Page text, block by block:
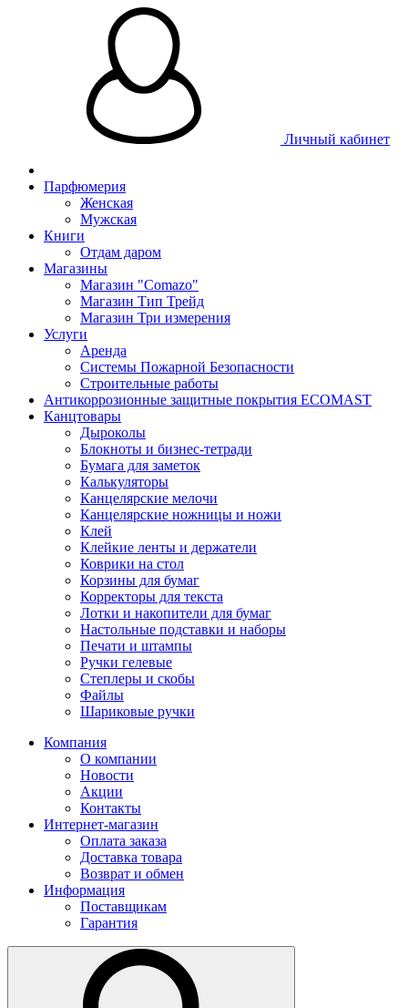
Личный кабинет
Парфюмерия
Женская
Мужская
Книги
Отдам даром
Магазины
Магазин "Comazo"
Магазин Тип Трейд
Магазин Три измерения
Услуги
Аренда
Системы Пожарной Безопасности
Строительные работы
Антикоррозионные защитные покрытия ECOMAST
Канцтовары
Дыроколы
Блокноты и бизнес-тетради
Бумага для заметок
Калькуляторы
Канцелярские мелочи
Канцелярские ножницы и ножи
Клей
Клейкие ленты и держатели
Коврики на стол
Корзины для бумаг
Корректоры для текста
Лотки и накопители для бумаг
Настольные подставки и наборы
Печати и штампы
Ручки гелевые
Степлеры и скобы
Файлы
Шариковые ручки
Компания
О компании
Новости
Акции
Контакты
Интернет-магазин
Оплата заказа
Доставка товара
Возврат и обмен
Информация
Поставщикам
Гарантия